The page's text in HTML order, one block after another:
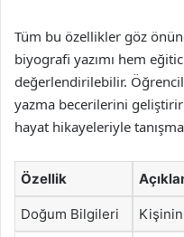
Tüm bu özellikler göz
biyografi yazımı hem
değerlendirilebilir.
yazma becerilerini
hayat hikayeleriyle
Özellik
Doğum Bilgileri